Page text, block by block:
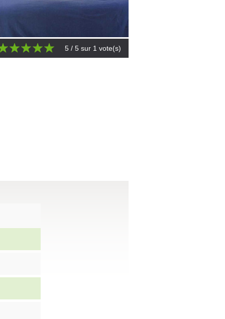
5 / 5 sur 1 vote(s)